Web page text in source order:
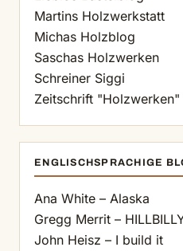
Martins Holzwerkstatt
Michas Holzblog
Saschas Holzwerken
Schreiner Siggi
Zeitschrift "Holzwerken"
ENGLISCHSPRACHIGE
Ana White – Alaska
Gregg Merrit –
John Heisz – I build it